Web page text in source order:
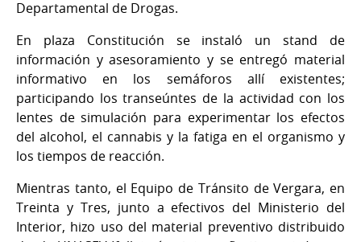
Departamental de Drogas.
En plaza Constitución se instaló un stand de
información y asesoramiento y se entregó material
informativo en los semáforos allí existentes;
participando los transeúntes de la actividad con los
lentes de simulación para experimentar los efectos
del alcohol, el cannabis y la fatiga en el organismo y
los tiempos de reacción.
Mientras tanto, el Equipo de Tránsito de Vergara, en
Treinta y Tres, junto a efectivos del Ministerio del
Interior, hizo uso del material preventivo distribuido